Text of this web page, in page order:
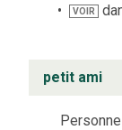
VOIR
petit ami